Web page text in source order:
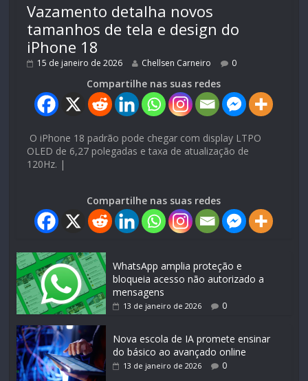
Vazamento detalha novos
tamanhos de tela e design do
iPhone 18
15 de janeiro de 2026 Chellsen Carneiro 0
Compartilhe nas suas redes
O iPhone 18 padrão pode chegar com display LTPO
OLED de 6,27 polegadas e taxa de atualização de
120Hz. |
Compartilhe nas suas redes
WhatsApp amplia proteção e
bloqueia acesso não autorizado a
mensagens
13 de janeiro de 2026 0
Nova escola de IA promete ensinar
do básico ao avançado online
13 de janeiro de 2026 0